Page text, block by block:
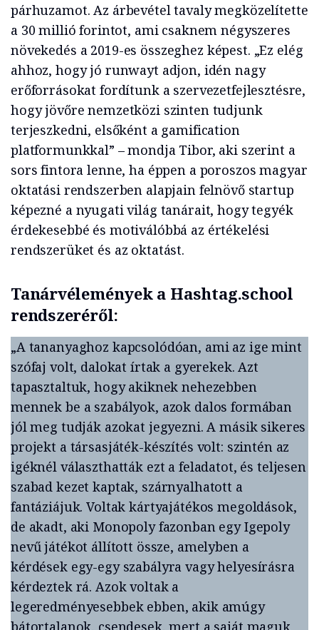
párhuzamot. Az árbevétel tavaly megközelítette
a 30 millió forintot, ami csaknem négyszeres
növekedés a 2019-es összeghez képest. „Ez elég
ahhoz, hogy jó runwayt adjon, idén nagy
erőforrásokat fordítunk a szervezetfejlesztésre,
hogy jövőre nemzetközi szinten tudjunk
terjeszkedni, elsőként a gamification
platformunkkal” – mondja Tibor, aki szerint a
sors fintora lenne, ha éppen a poroszos magyar
oktatási rendszerben alapjain felnövő startup
képezné a nyugati világ tanárait, hogy tegyék
érdekesebbé és motiválóbbá az értékelési
rendszerüket és az oktatást.
Tanárvélemények a Hashtag.school
rendszeréről:
„A tananyaghoz kapcsolódóan, ami az ige mint
szófaj volt, dalokat írtak a gyerekek. Azt
tapasztaltuk, hogy akiknek nehezebben
mennek be a szabályok, azok dalos formában
jól meg tudják azokat jegyezni. A másik sikeres
projekt a társasjáték-készítés volt: szintén az
igéknél választhatták ezt a feladatot, és teljesen
szabad kezet kaptak, szárnyalhatott a
fantáziájuk. Voltak kártyajátékos megoldások,
de akadt, aki Monopoly fazonban egy Igepoly
nevű játékot állított össze, amelyben a
kérdések egy-egy szabályra vagy helyesírásra
kérdeztek rá. Azok voltak a
legeredményesebbek ebben, akik amúgy
bátortalanok, csendesek, mert a saját maguk